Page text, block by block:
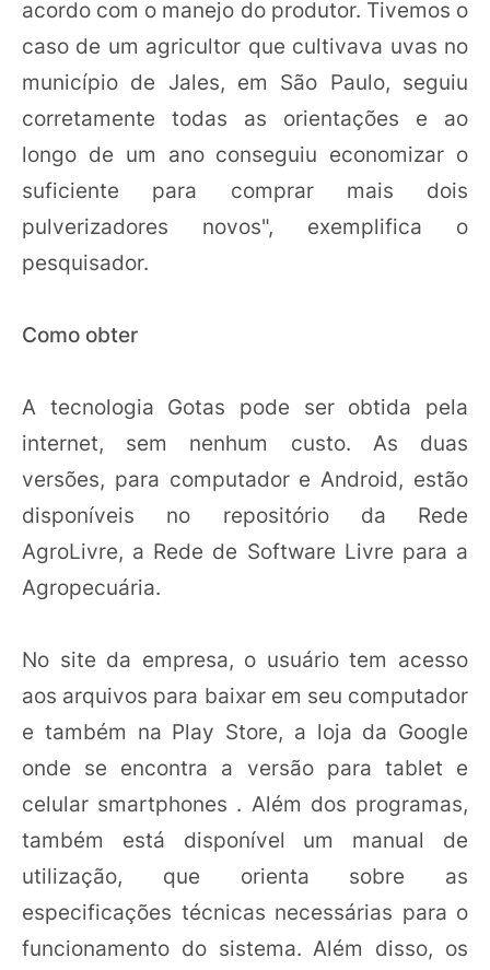
acordo com o manejo do produtor. Tivemos o
caso de um agricultor que cultivava uvas no
município de Jales, em São Paulo, seguiu
corretamente todas as orientações e ao
longo de um ano conseguiu economizar o
suficiente para comprar mais dois
pulverizadores novos", exemplifica o
pesquisador.
Como obter
A tecnologia Gotas pode ser obtida pela
internet, sem nenhum custo. As duas
versões, para computador e Android, estão
disponíveis no repositório da Rede
AgroLivre, a Rede de Software Livre para a
Agropecuária.
No site da empresa, o usuário tem acesso
aos arquivos para baixar em seu computador
e também na Play Store, a loja da Google
onde se encontra a versão para tablet e
celular smartphones . Além dos programas,
também está disponível um manual de
utilização, que orienta sobre as
especificações técnicas necessárias para o
funcionamento do sistema. Além disso, os